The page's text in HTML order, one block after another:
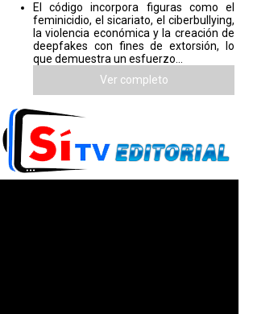
El código incorpora figuras como el
feminicidio, el sicariato, el ciberbullying,
la violencia económica y la creación de
deepfakes con fines de extorsión, lo
que demuestra un esfuerzo...
Ver completo